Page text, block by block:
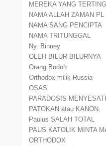
MEREKA YANG
NAMA ALLAH ZAMAN PL
NAMA SANG PENCIPTA
NAMA TRITUNGGAL
Ny. Binney
OLEH BILUR-BILURNYA
Orang Bodoh
Orthodox milik Russia
OSAS
PARADOSIS
PATOKAN atau KANON.
Paulus SALAH TOTAL
PAUS KATOLIK MINTA
ORTHODOX